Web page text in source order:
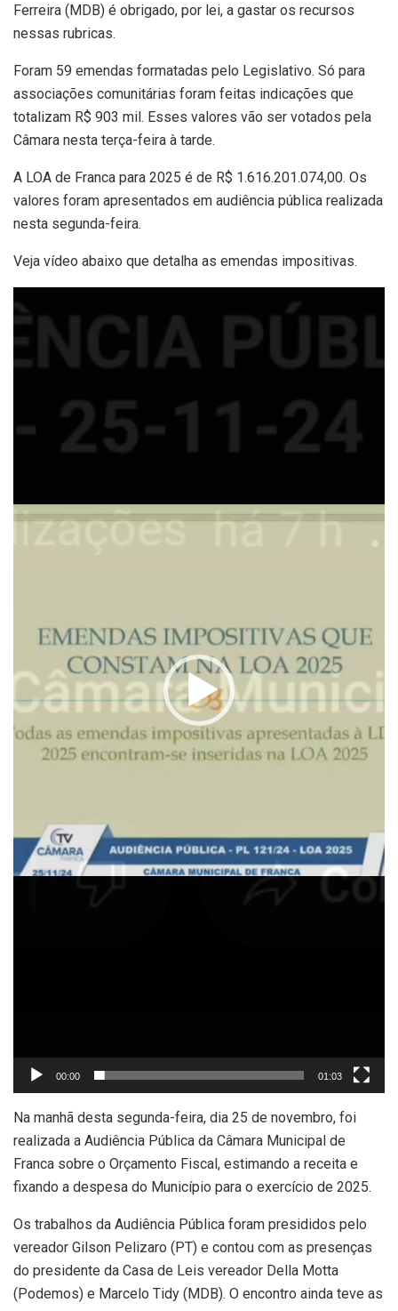
Ferreira (MDB) é obrigado, por lei, a gastar os recursos
nessas rubricas.
Foram 59 emendas formatadas pelo Legislativo. Só para
associações comunitárias foram feitas indicações que
totalizam R$ 903 mil. Esses valores vão ser votados pela
Câmara nesta terça-feira à tarde.
A LOA de Franca para 2025 é de R$ 1.616.201.074,00. Os
valores foram apresentados em audiência pública realizada
nesta segunda-feira.
Veja vídeo abaixo que detalha as emendas impositivas.
vídeo
00:00 01:03
Na manhã desta segunda-feira, dia 25 de novembro, foi
realizada a Audiência Pública da Câmara Municipal de
Franca sobre o Orçamento Fiscal, estimando a receita e
fixando a despesa do Município para o exercício de 2025.
Os trabalhos da Audiência Pública foram presididos pelo
vereador Gilson Pelizaro (PT) e contou com as presenças
do presidente da Casa de Leis vereador Della Motta
(Podemos) e Marcelo Tidy (MDB). O encontro ainda teve as